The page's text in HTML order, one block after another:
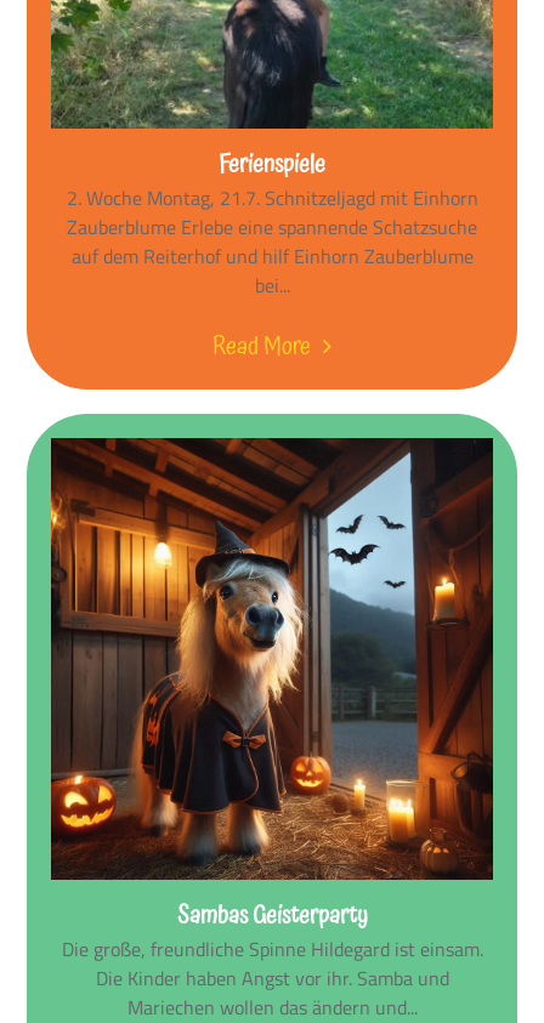
Ferienspiele
2. Woche Montag, 21.7. Schnitzeljagd mit Einhorn
Zauberblume Erlebe eine spannende Schatzsuche
auf dem Reiterhof und hilf Einhorn Zauberblume
bei...
Read More
Sambas Geisterparty
Die große, freundliche Spinne Hildegard ist einsam.
Die Kinder haben Angst vor ihr. Samba und
Mariechen wollen das ändern und...